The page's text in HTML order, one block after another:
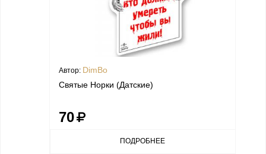
Автор: DimBo
Святые Норки (Датские)
70
ПОДРОБНЕЕ